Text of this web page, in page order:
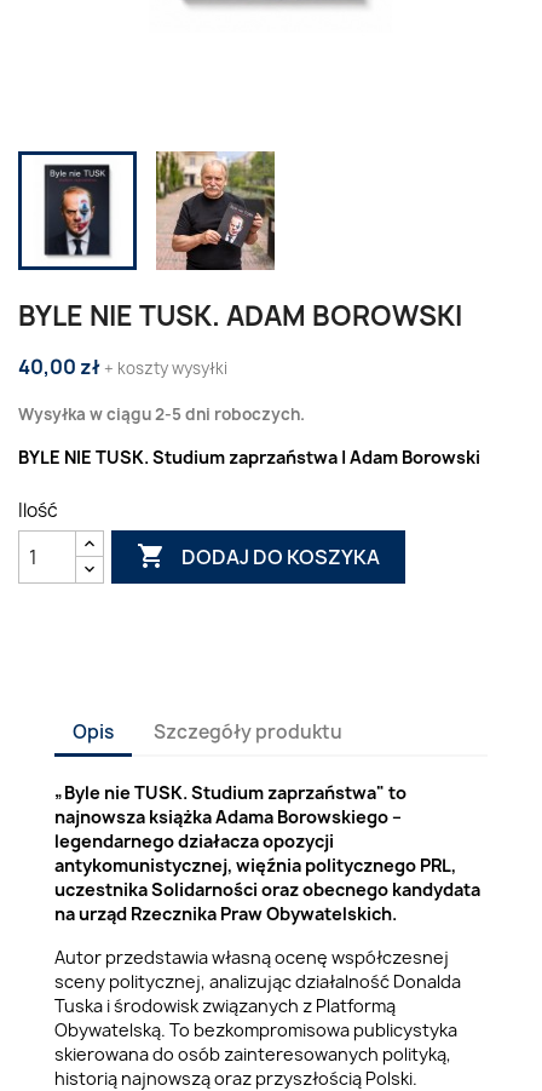
BYLE NIE TUSK. ADAM BOROWSKI
40,00 zł + koszty wysyłki
Wysyłka w ciągu 2-5 dni roboczych.
BYLE NIE TUSK. Studium zaprzaństwa | Adam Borowski
Ilość
 DODAJ DO KOSZYKA
Opis Szczegóły produktu
„Byle nie TUSK. Studium zaprzaństwa" to
najnowsza książka Adama Borowskiego –
legendarnego działacza opozycji
antykomunistycznej, więźnia politycznego PRL,
uczestnika Solidarności oraz obecnego kandydata
na urząd Rzecznika Praw Obywatelskich.
Autor przedstawia własną ocenę współczesnej
sceny politycznej, analizując działalność Donalda
Tuska i środowisk związanych z Platformą
Obywatelską. To bezkompromisowa publicystyka
skierowana do osób zainteresowanych polityką,
historią najnowszą oraz przyszłością Polski.